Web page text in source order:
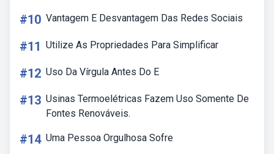
#10 Vantagem E Desvantagem Das Redes Sociais
#11 Utilize As Propriedades Para Simplificar
#12 Uso Da Vírgula Antes Do E
#13 Usinas Termoelétricas Fazem Uso Somente De
Fontes Renováveis.
#14 Uma Pessoa Orgulhosa Sofre